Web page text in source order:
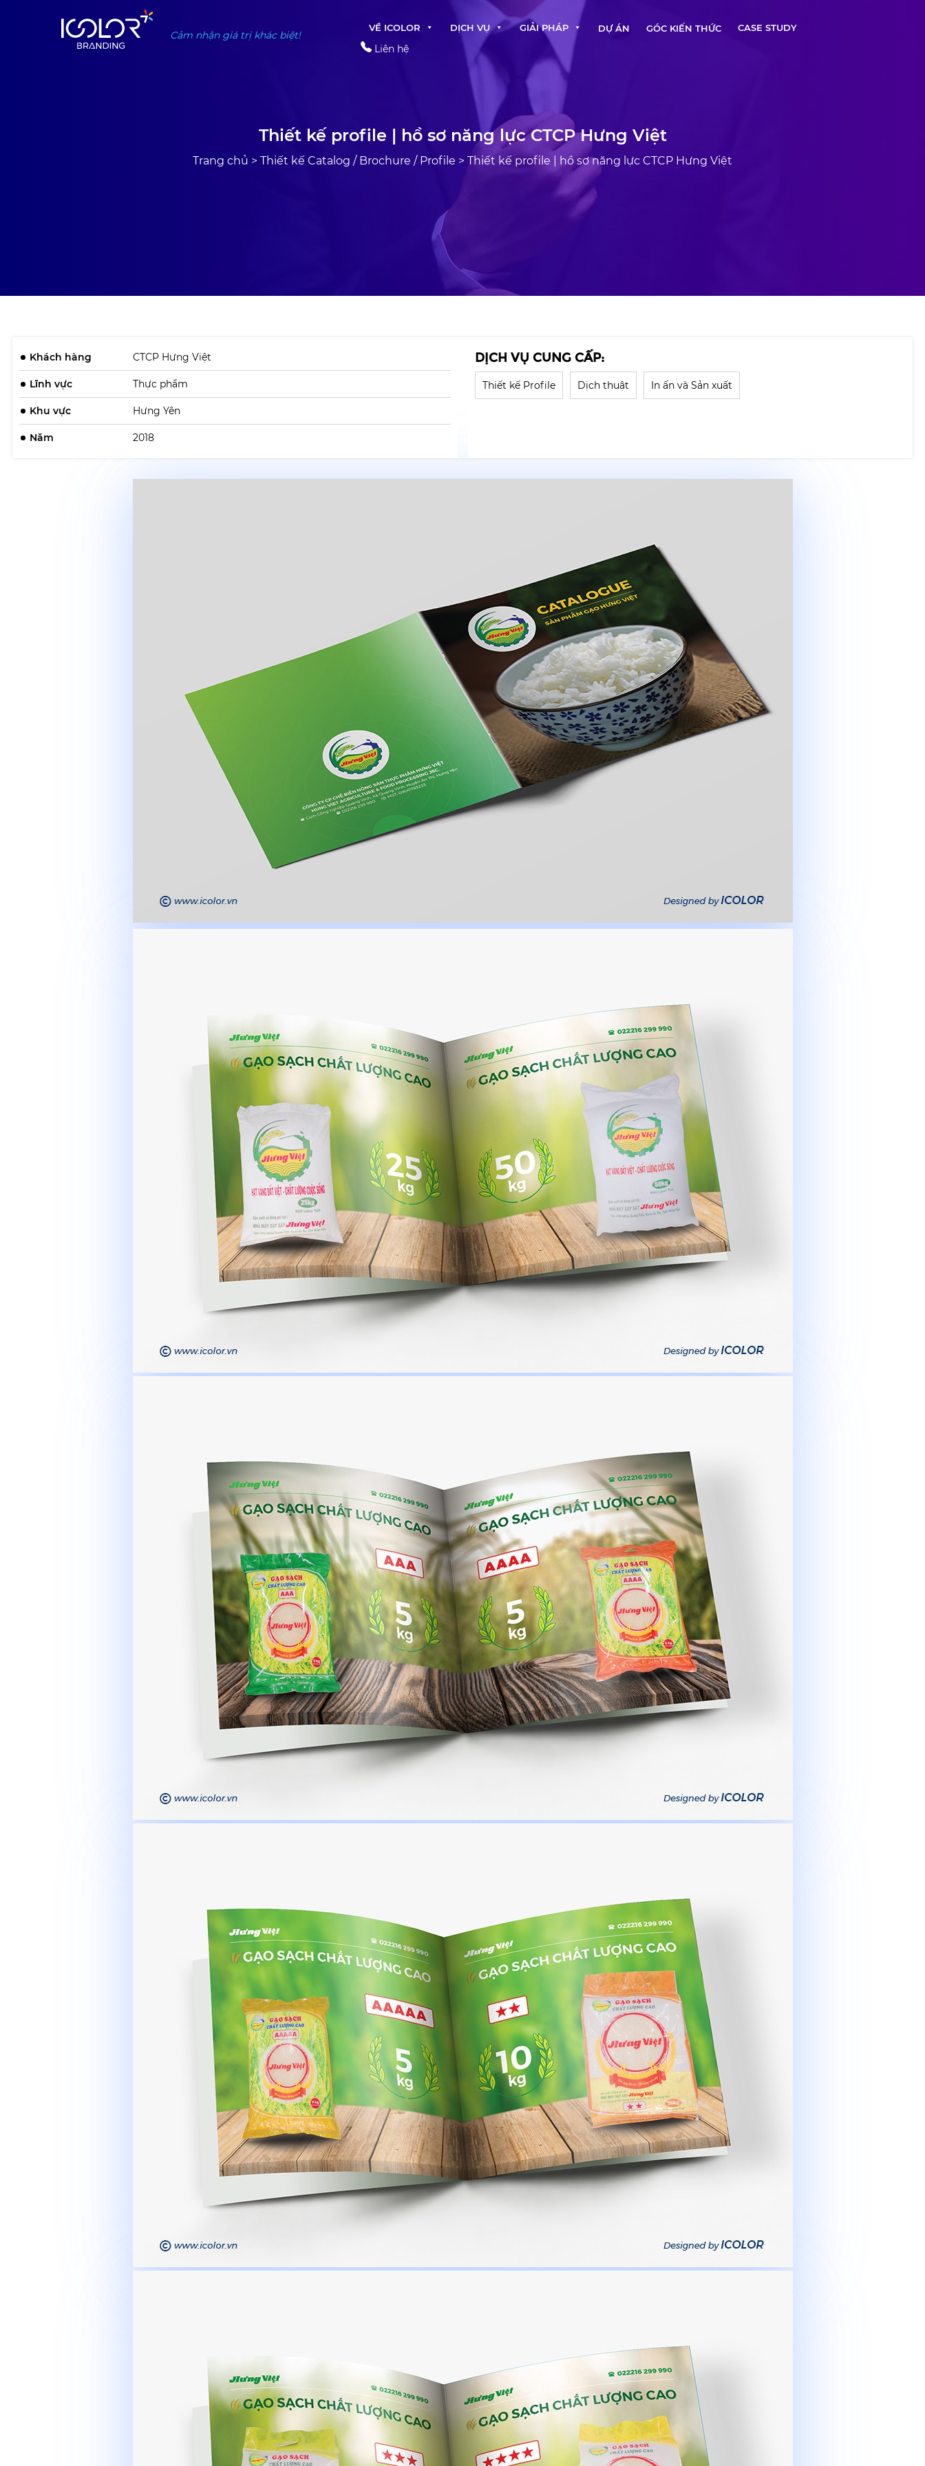
Cảm nhận giá trị khác biệt!
VỀ ICOLOR DỊCH VỤ GIẢI PHÁP DỰ ÁN GÓC KIẾN THỨC CASE STUDY
Liên hệ
Thiết kế profile | hồ sơ năng lực CTCP Hưng Việt
Trang chủ > Thiết kế Catalog / Brochure / Profile > Thiết kế profile | hồ sơ năng lực CTCP Hưng Việt
Khách hàng CTCP Hưng Việt
Lĩnh vực Thực phẩm
Khu vực Hưng Yên
Năm 2018
DỊCH VỤ CUNG CẤP:
Thiết kế Profile Dịch thuật In ấn và Sản xuất